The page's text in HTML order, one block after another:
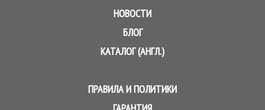
НОВОСТИ
БЛОГ
КАТАЛОГ (АНГЛ.)
ПРАВИЛА И ПОЛИТИКИ